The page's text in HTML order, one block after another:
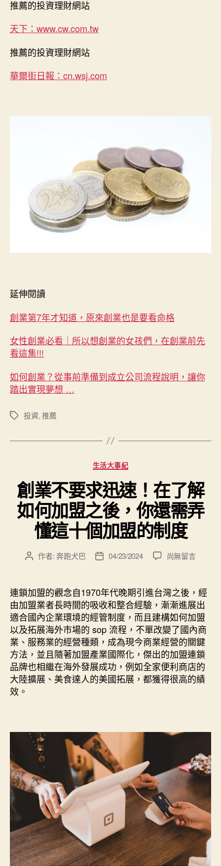
推薦的投資理財網站
天下：www.cw.com.tw
推薦的投資理財網站
華爾街日報：cn.wsj.com
延伸閱讀
創業第7年才知道，原來創業也是要看命格
女性創業必看｜所以想創業的女孩們，在創業前先
看這集!!!
如何創業？從事前準備到成立公司流程說明，讓你
踏出實現夢想 …
標
投資,推薦
分
類
生活大事紀
創業不要求迅速！在了解
如何加盟之後，你還需弄
懂這十個加盟的制度
文
者
作者:奔跑犬巴
文
佈
日
期
04/23/2024
在
不
要
求
迅
速！
在
了
解
如
何
後，
弄
這
十
個
加
盟
的
制
尚無留言
連鎖加盟的觀念自1970年代晚期引進台灣之後，經
由加盟業者長時間的吸收和整合經驗，漸漸進展出
適合國內企業環境的經管制度，而且建構如何加盟
以及拓展海外市場的 sop 流程，不單改變了國內商
業、服務業的經營種類，成為現今商業經營的關鍵
方法，並且隨著加盟產業國際化，傑出的加盟連鎖
品牌也相繼在海外發展成功，例如全家便利商店的
大陸擴展、美食達人的美國拓展，都獲得很高的績
效。